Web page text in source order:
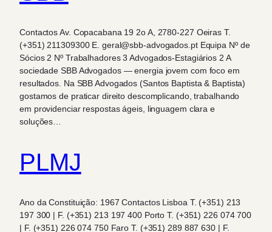
Contactos Av. Copacabana 19 2o A, 2780-227 Oeiras T.
(+351) 211309300 E. geral@sbb-advogados.pt Equipa Nº de
Sócios 2 Nº Trabalhadores 3 Advogados-Estagiários 2 A
sociedade SBB Advogados — energia jovem com foco em
resultados. Na SBB Advogados (Santos Baptista & Baptista)
gostamos de praticar direito descomplicando, trabalhando
em providenciar respostas ágeis, linguagem clara e
soluções…
PLMJ
Ano da Constituição: 1967 Contactos Lisboa T. (+351) 213
197 300 | F. (+351) 213 197 400 Porto T. (+351) 226 074 700
| F. (+351) 226 074 750 Faro T. (+351) 289 887 630 | F.